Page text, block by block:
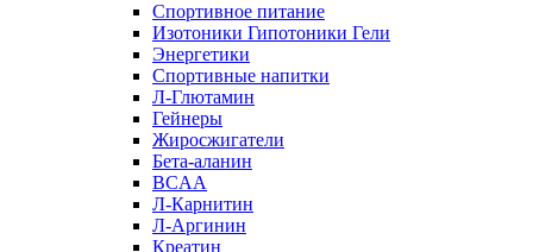
Спортивное питание
Изотоники Гипотоники Гели
Энергетики
Спортивные напитки
Л-Глютамин
Гейнеры
Жиросжигатели
Бета-аланин
BCAA
Л-Карнитин
Л-Аргинин
Креатин